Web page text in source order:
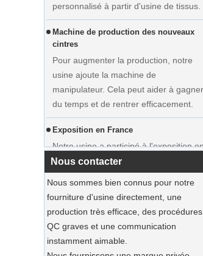
Afficher la robe de mariée
personnalisée Velvet Henter
Luxury Custom Natural Televass
Machine de production des nouveaux
cintres
Pour augmenter la production, notre
manipulateur. Cela peut aider à gagner
du temps et de rentrer efficacement.
Exposition en France
France. Nos produits étaient populaires
parmi les visiteurs.
incontournables de cette saison.
Cintres de combinaison en bois durable
Nous contacter
Nous sommes bien connus pour notre
fourniture d'usine directement, une
production très efficace, des procédures
QC graves et une communication
instamment aimable.